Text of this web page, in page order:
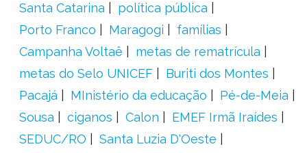
Santa Catarina
política pública
Porto Franco
Maragogi
famílias
Campanha Voltaê
metas de rematrícula
metas do Selo UNICEF
Buriti dos Montes
Pacajá
MInistério da educação
Pé-de-Meia
Sousa
ciganos Calon
EMEF Irmã Iraídes
SEDUC/RO
Santa Luzia D'Oeste